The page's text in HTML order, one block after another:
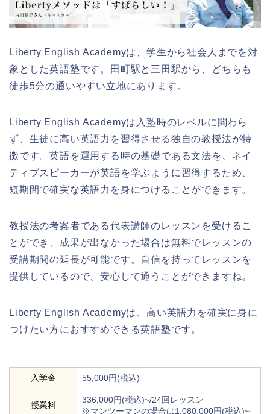
Liberty English Academyは、学生から社会人までを対
象とした英語塾です。田町駅と三田駅から、どちらも
徒歩5分の通いやすい立地にあります。
Liberty English Academyは入塾時のレベルに関わら
ず、生徒に高い英語力を習得させる独自の教授法が特
徴です。英語を運用する時の基礎である文法を、ネイ
ティブスピーカーが英語を学ぶように習得するため、
短期間で確実な英語力を身につけることができます。
教授法の考案者である代表講師のレッスンを受けるこ
とができ、成果が出なかった場合は無料でレッスンの
受講期間の延長が可能です。自信を持ってレッスンを
提供しているので、安心して通うことができますね。
Liberty English Academyは、高い英語力を確実に身に
つけたい方におすすめできる英語塾です。
入学金 55,000円(税込)
授業料
336,000円(税込)~/24回レッスン
※マンツーマンの場合は1,080,000円(税込)~